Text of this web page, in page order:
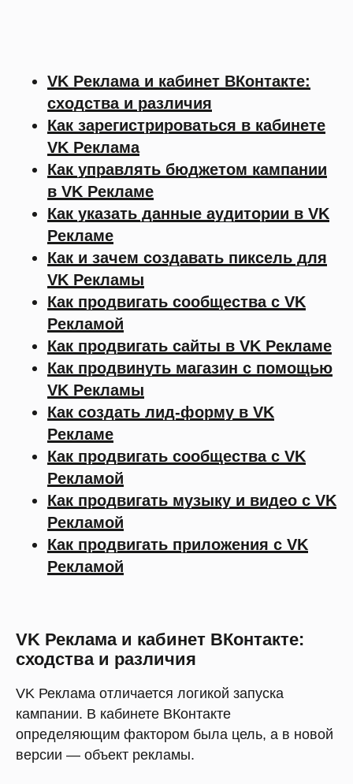
VK Реклама и кабинет ВКонтакте:
сходства и различия
Как зарегистрироваться в кабинете
VK Реклама
Как управлять бюджетом кампании
в VK Рекламе
Как указать данные аудитории в VK
Рекламе
Как и зачем создавать пиксель для
VK Рекламы
Как продвигать сообщества с VK
Рекламой
Как продвигать сайты в VK Рекламе
Как продвинуть магазин с помощью
VK Рекламы
Как создать лид-форму в VK
Рекламе
Как продвигать сообщества с VK
Рекламой
Как продвигать музыку и видео с VK
Рекламой
Как продвигать приложения с VK
Рекламой
VK Реклама и кабинет ВКонтакте:
сходства и различия
VK Реклама отличается логикой запуска
кампании. В кабинете ВКонтакте
определяющим фактором была цель, а в новой
версии — объект рекламы.